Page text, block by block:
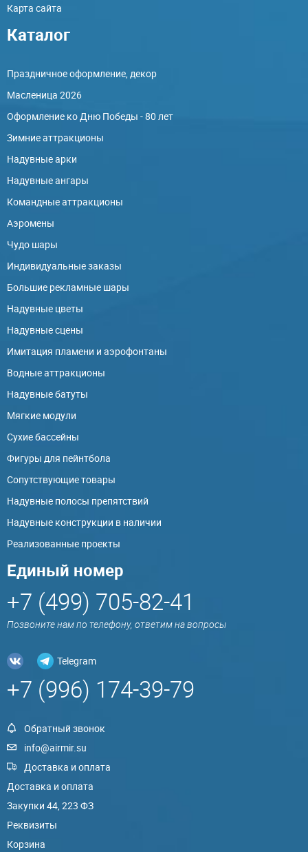
Карта сайта
Каталог
Праздничное оформление, декор
Масленица 2026
Оформление ко Дню Победы - 80 лет
Зимние аттракционы
Надувные арки
Надувные ангары
Командные аттракционы
Аэромены
Чудо шары
Индивидуальные заказы
Большие рекламные шары
Надувные цветы
Надувные сцены
Имитация пламени и аэрофонтаны
Водные аттракционы
Надувные батуты
Мягкие модули
Сухие бассейны
Фигуры для пейнтбола
Сопутствующие товары
Надувные полосы препятствий
Надувные конструкции в наличии
Реализованные проекты
Единый номер
+7 (499) 705-82-41
Позвоните нам по телефону, ответим на вопросы
Telegram
+7 (996) 174-39-79
Обратный звонок
info@airmir.su
Доставка и оплата
Доставка и оплата
Закупки 44, 223 ФЗ
Реквизиты
Корзина